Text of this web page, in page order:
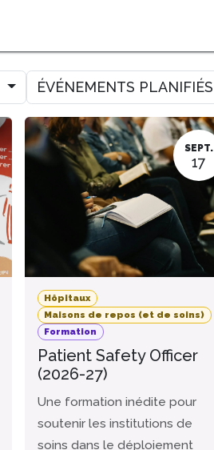
ÉVÉNEMENTS PLANIFIÉS
SEPT.
17
Hôpitaux
Maisons de repos (et de soins)
Formation
Patient Safety Officer
(2026-27)
Une formation inédite pour
soutenir les institutions de
soins dans le déploiement